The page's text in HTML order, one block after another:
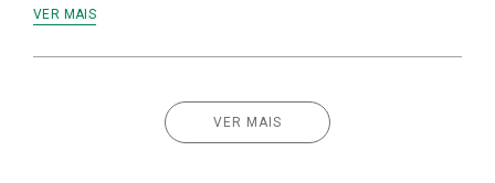
VER MAIS
VER MAIS